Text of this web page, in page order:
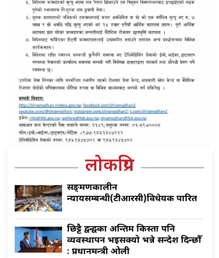
लोकप्रिय
सङ्क्रमणकालीन
न्यायसम्बन्धी(टीआरसी)विधेयक पारित
छिट्टै द्वन्द्वका अन्तिम किस्ता पनि
व्यवस्थापन भइसक्यो भन्ने सन्देश दिन्छौँ
: प्रधानमन्त्री ओली